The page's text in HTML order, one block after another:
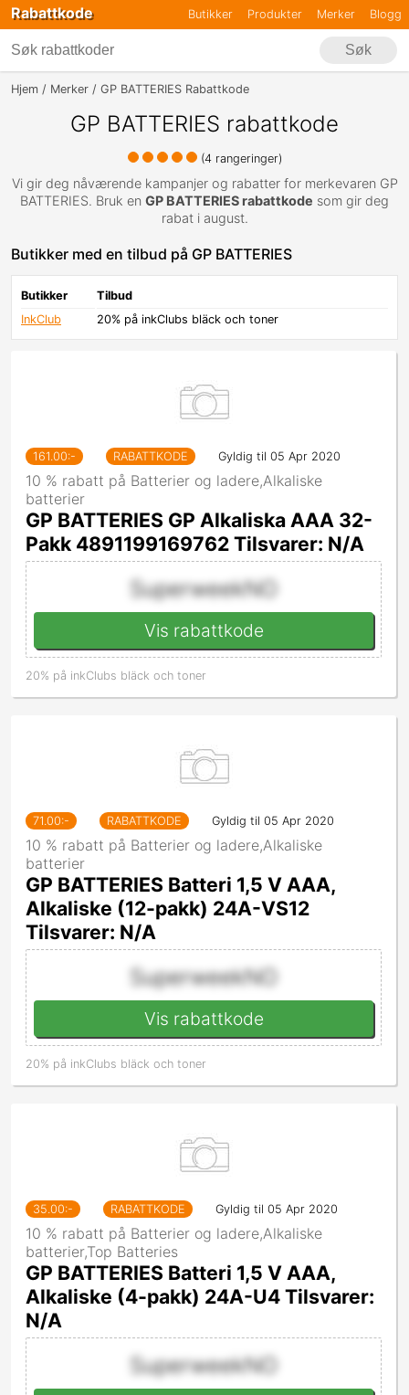
Rabattkode Butikker Produkter Merker Blogg
Søk
Hjem Merker GP BATTERIES Rabattkode
GP BATTERIES rabattkode
(4rangeringer)
Vi gir deg nåværende kampanjer og rabatter for merkevaren GP
BATTERIES. Bruk en GP BATTERIES rabattkode som gir deg
rabat i august.
Butikker med en tilbud på GP BATTERIES
Butikker
Tilbud
InkClub
20% på inkClubs bläck och toner
161.00:- RABATTKODE Gyldig til 05 Apr 2020
10 % rabatt på Batterier og ladere,Alkaliske
batterier
GP BATTERIES GP Alkaliska AAA 32-
Pakk 4891199169762 Tilsvarer: N/A
SuperweekNO
Vis rabattkode
20% på inkClubs bläck och toner
71.00:- RABATTKODE Gyldig til 05 Apr 2020
10 % rabatt på Batterier og ladere,Alkaliske
batterier
GP BATTERIES Batteri 1,5 V AAA,
Alkaliske (12-pakk) 24A-VS12
Tilsvarer: N/A
SuperweekNO
Vis rabattkode
20% på inkClubs bläck och toner
35.00:- RABATTKODE Gyldig til 05 Apr 2020
10 % rabatt på Batterier og ladere,Alkaliske
batterier,Top Batteries
GP BATTERIES Batteri 1,5 V AAA,
Alkaliske (4-pakk) 24A-U4 Tilsvarer:
N/A
SuperweekNO